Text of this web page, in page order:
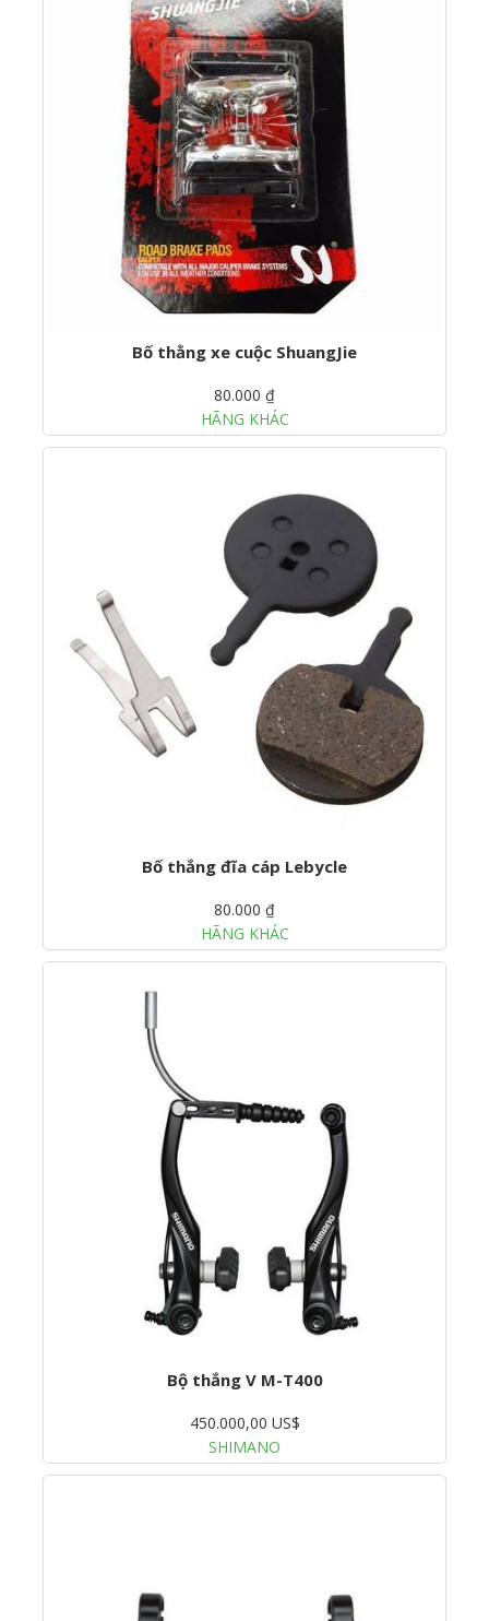
Bố thằng xe cuộc ShuangJie
80.000 ₫
HÃNG KHÁC
Bố thắng đĩa cáp Lebycle
80.000 ₫
HÃNG KHÁC
Bộ thắng V M-T400
450.000,00 US$
SHIMANO